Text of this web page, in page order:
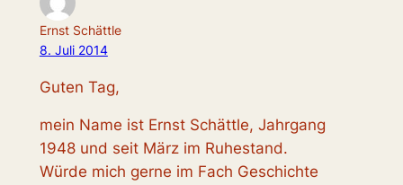
Ernst Schättle
8. Juli 2014
Guten Tag,
mein Name ist Ernst Schättle, Jahrgang
1948 und seit März im Ruhestand.
Würde mich gerne im Fach Geschichte